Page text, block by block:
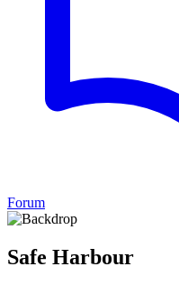
Forum
Safe Harbour